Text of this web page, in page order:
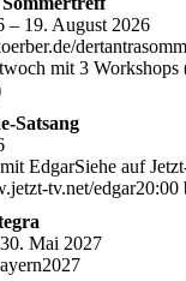
– 19. August 2026
mit 3 Workshops
Satsang
EdgarSiehe auf
tv.net/edgar20:00
Mai 2027